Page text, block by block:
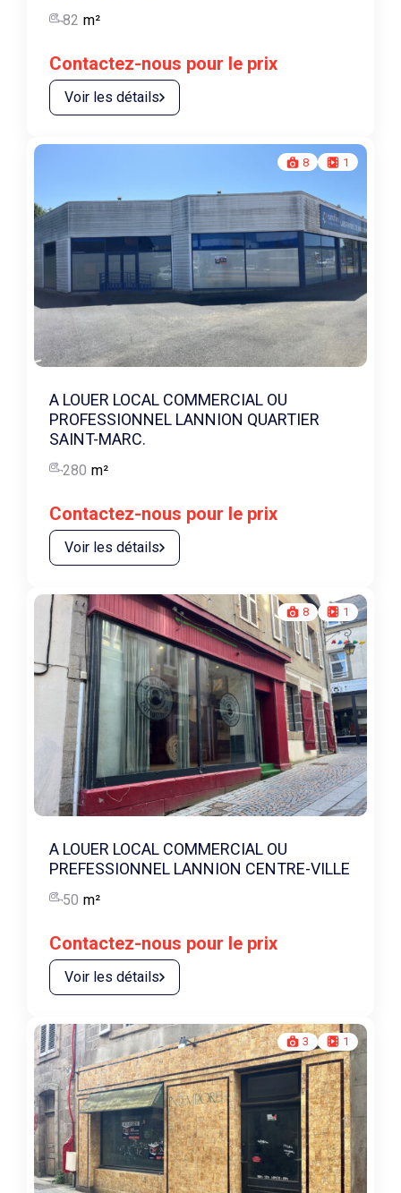
82 m²
Contactez-nous pour le prix
Voir les détails
8 1
A LOUER LOCAL COMMERCIAL OU
PROFESSIONNEL LANNION QUARTIER
SAINT-MARC.
280 m²
Contactez-nous pour le prix
Voir les détails
8 1
A LOUER LOCAL COMMERCIAL OU
PREFESSIONNEL LANNION CENTRE-VILLE
50 m²
Contactez-nous pour le prix
Voir les détails
3 1